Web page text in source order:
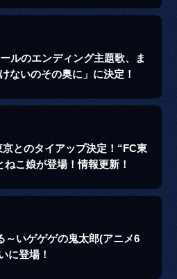
ルのエンディング主題歌、ま
ないのその奥に」に決定！
とのタイアップ決定！“FC東
こ娘が登場！情報更新！
～いゲゲゲの鬼太郎(アニメ6
に登場！